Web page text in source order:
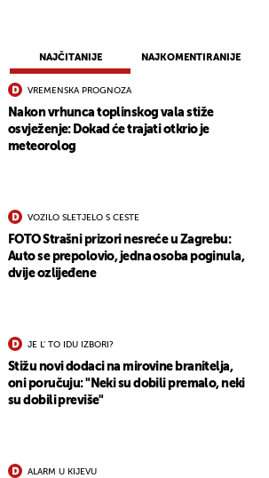
NAJČITANIJE NAJKOMENTIRANIJE
VREMENSKA PROGNOZA
Nakon vrhunca toplinskog vala stiže
osvježenje: Dokad će trajati otkrio je
meteorolog
VOZILO SLETJELO S CESTE
FOTO Strašni prizori nesreće u Zagrebu:
Auto se prepolovio, jedna osoba poginula,
dvije ozlijeđene
JE L' TO IDU IZBORI?
Stižu novi dodaci na mirovine branitelja,
oni poručuju: "Neki su dobili premalo, neki
su dobili previše"
ALARM U KIJEVU